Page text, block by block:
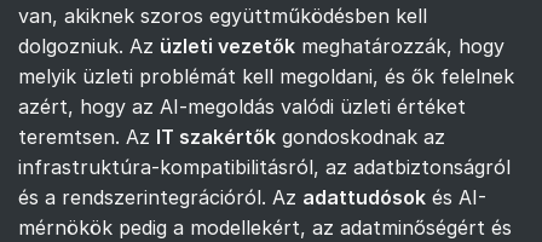
van, akiknek szoros együttműködésben kell
dolgozniuk. Az üzleti vezetők meghatározzák, hogy
melyik üzleti problémát kell megoldani, és ők felelnek
azért, hogy az AI-megoldás valódi üzleti értéket
teremtsen. Az IT szakértők gondoskodnak az
infrastruktúra-kompatibilitásról, az adatbiztonságról
és a rendszerintegrációról. Az adattudósok és AI-
mérnökök pedig a modellekért, az adatminőségért és